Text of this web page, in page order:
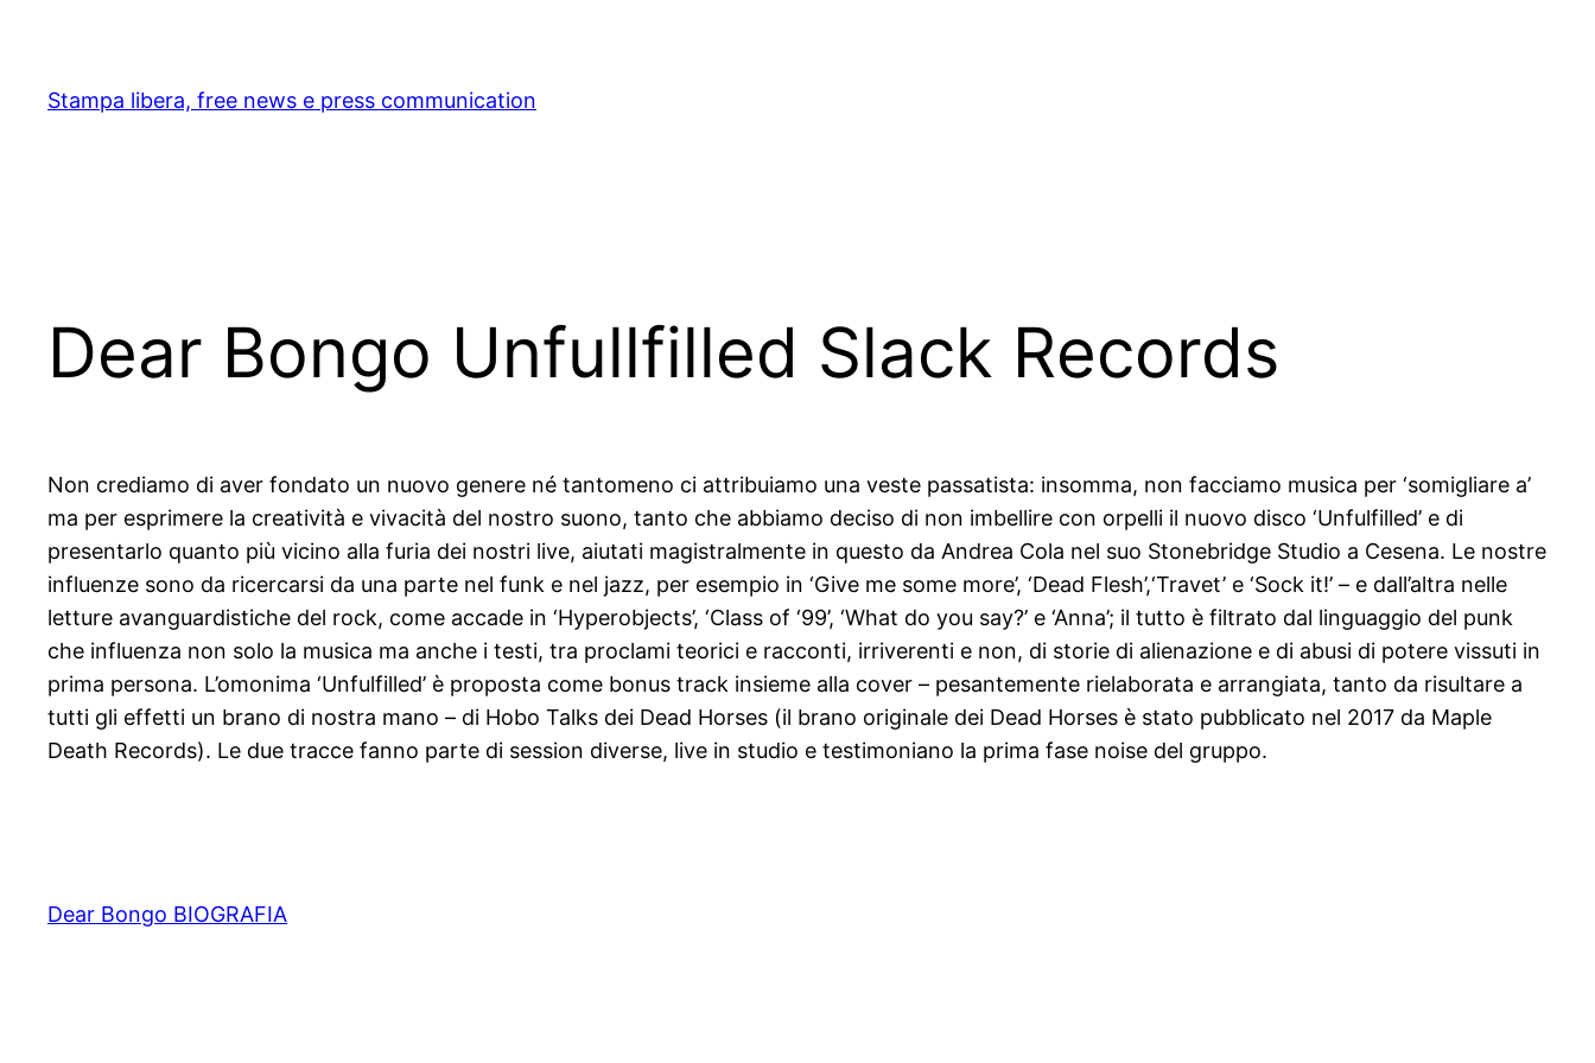
content
Stampa libera, free news e press communication
Dear Bongo Unfullfilled Slack Records
Non crediamo di aver fondato un nuovo genere né tantomeno ci attribuiamo una veste passatista: insomma, non facciamo musica per ‘somigliare a’
ma per esprimere la creatività e vivacità del nostro suono, tanto che abbiamo deciso di non imbellire con orpelli il nuovo disco ‘Unfulfilled’ e di
presentarlo quanto più vicino alla furia dei nostri live, aiutati magistralmente in questo da Andrea Cola nel suo Stonebridge Studio a Cesena. Le nostre
influenze sono da ricercarsi da una parte nel funk e nel jazz, per esempio in ‘Give me some more’, ‘Dead Flesh’,‘Travet’ e ‘Sock it!’ – e dall’altra nelle
letture avanguardistiche del rock, come accade in ‘Hyperobjects’, ‘Class of ‘99’, ‘What do you say?’ e ‘Anna’; il tutto è filtrato dal linguaggio del punk
che influenza non solo la musica ma anche i testi, tra proclami teorici e racconti, irriverenti e non, di storie di alienazione e di abusi di potere vissuti in
prima persona. L’omonima ‘Unfulfilled’ è proposta come bonus track insieme alla cover – pesantemente rielaborata e arrangiata, tanto da risultare a
tutti gli effetti un brano di nostra mano – di Hobo Talks dei Dead Horses (il brano originale dei Dead Horses è stato pubblicato nel 2017 da Maple
Death Records). Le due tracce fanno parte di session diverse, live in studio e testimoniano la prima fase noise del gruppo.
Dear Bongo BIOGRAFIA